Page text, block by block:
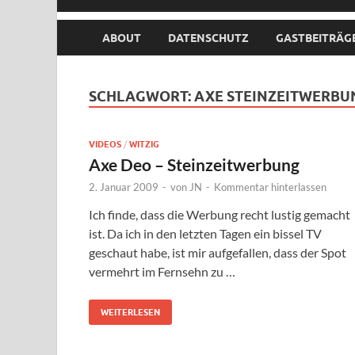
ABOUT DATENSCHUTZ
SCHLAGWORT:AXE
VIDEOS / WITZIG
Axe Deo – Steinzeitwerbung
2. Januar 2009 - von JN - Kommentar hinterlassen
Ich finde, dass die Werbung recht lustig gemacht
ist. Da ich in den letzten Tagen ein bissel TV
geschaut habe, ist mir aufgefallen, dass der Spot
vermehrt im Fernsehn zu …
WEITERLESEN